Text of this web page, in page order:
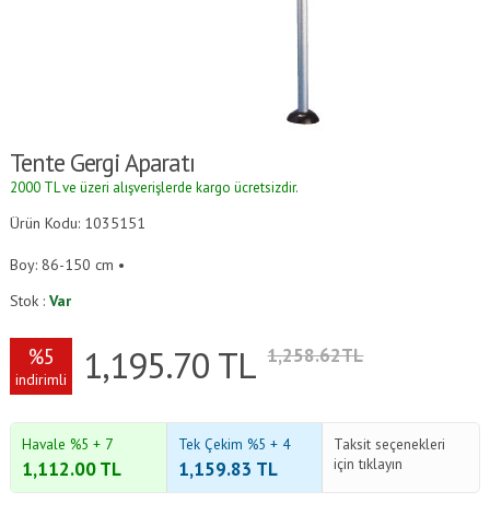
Tente Gergi Aparatı
2000 TL ve üzeri alışverişlerde kargo ücretsizdir.
Ürün Kodu: 1035151
Boy: 86-150 cm •
Stok :Var
%5
indirimli 1,195.70 TL 1,258.62TL
Havale %5 + 7
1,112.00TL
Tek Çekim %5 + 4
1,159.83 TL
Taksit seçenekleri
için tıklayın